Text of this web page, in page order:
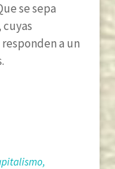
se sepa
cuyas
a un
,